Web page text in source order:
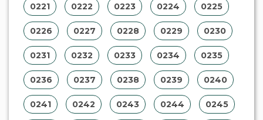
0221 0222 0223 0224 0225
0226 0227 0228 0229 0230
0231 0232 0233 0234 0235
0236 0237 0238 0239 0240
0241 0242 0243 0244 0245